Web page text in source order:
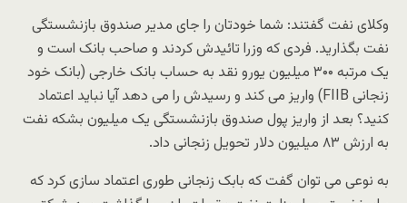
وکلای نفت گفتند: شما خودتان را جای مدیر صندوق بازنشستگی
نفت بگذارید. فردی که وزرا تائیدش کردند و صاحب بانک است و
یک مرتبه ۳۰۰ میلیون یورو نقد به حساب بانک خارجی (بانک خود
زنجانی FIIB) واریز می کند و رسیدش را می دهد آیا نباید اعتماد
کنید؟ بعد از واریز پول صندوق بازنشستگی یک میلیون بشکه نفت
به ارزش ۸۳ میلیون دلار تحویل زنجانی داد.
به نوعی می توان گفت که بابک زنجانی طوری اعتماد سازی کرد که